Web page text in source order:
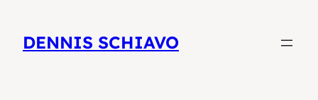
DENNIS SCHIAVO